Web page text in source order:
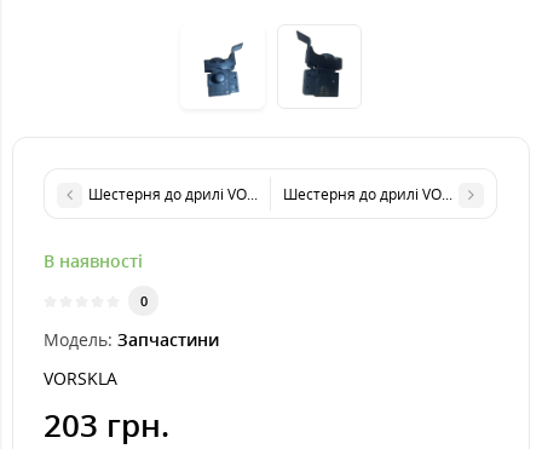
Шестерня до дрилі VORSKLA ПМЗ 710Шестерня до дрилі VORSKLA ПМЗ
В наявності
0
Модель: Запчастини
VORSKLA
203 грн.